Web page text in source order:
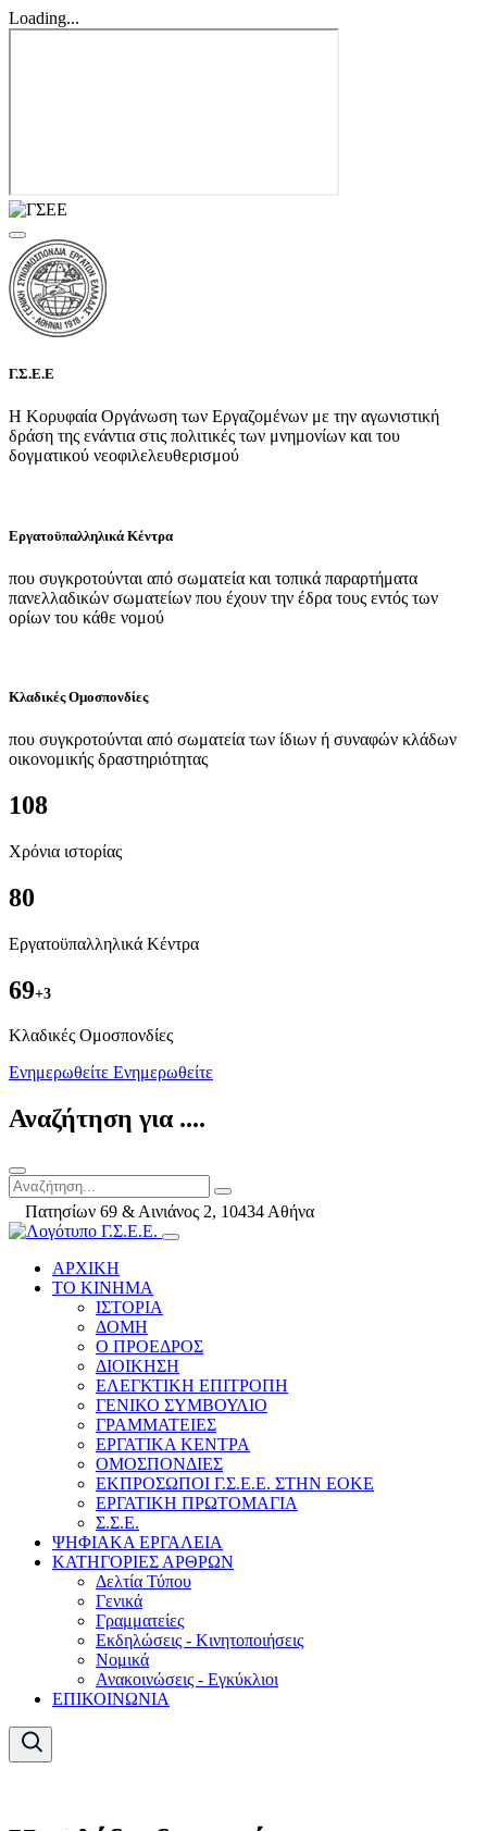
Loading...
Γ.Σ.Ε.Ε
Η Κορυφαία Οργάνωση των Εργαζομένων με την αγωνιστική
δράση της ενάντια στις πολιτικές των μνημονίων και του
δογματικού νεοφιλελευθερισμού
Εργατοϋπαλληλικά Κέντρα
που συγκροτούνται από σωματεία και τοπικά παραρτήματα
πανελλαδικών σωματείων που έχουν την έδρα τους εντός των
ορίων του κάθε νομού
Κλαδικές Ομοσπονδίες
που συγκροτούνται από σωματεία των ίδιων ή συναφών κλάδων
οικονομικής δραστηριότητας
108
Χρόνια ιστορίας
80
Εργατοϋπαλληλικά Κέντρα
69+3
Kλαδικές Ομοσπονδίες
Ενημερωθείτε Ενημερωθείτε
Αναζήτηση για ....
Πατησίων 69 & Αινιάνος 2, 10434 Αθήνα
ΑΡΧΙΚΗ
ΤΟ ΚΙΝΗΜΑ
ΙΣΤΟΡΙΑ
ΔΟΜΗ
Ο ΠΡΟΕΔΡΟΣ
ΔΙΟΙΚΗΣΗ
ΕΛΕΓΚΤΙΚΗ ΕΠΙΤΡΟΠΗ
ΓΕΝΙΚΟ ΣΥΜΒΟΥΛΙΟ
ΓΡΑΜΜΑΤΕΙΕΣ
ΕΡΓΑΤΙΚΑ ΚΕΝΤΡΑ
ΟΜΟΣΠΟΝΔΙΕΣ
ΕΚΠΡΟΣΩΠΟΙ Γ.Σ.Ε.Ε. ΣΤΗΝ ΕΟΚΕ
ΕΡΓΑΤΙΚΗ ΠΡΩΤΟΜΑΓΙΑ
Σ.Σ.Ε.
ΨΗΦΙΑΚΑ ΕΡΓΑΛΕΙΑ
ΚΑΤΗΓΟΡΙΕΣ ΑΡΘΡΩΝ
Δελτία Τύπου
Γενικά
Γραμματείες
Εκδηλώσεις - Κινητοποιήσεις
Νομικά
Ανακοινώσεις - Εγκύκλιοι
ΕΠΙΚΟΙΝΩΝΙΑ